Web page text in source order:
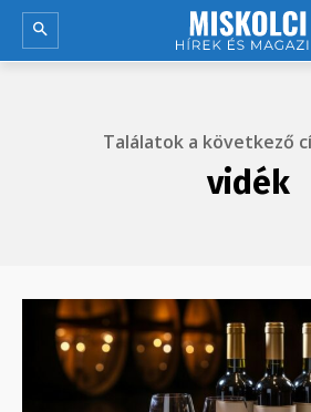
Találatok a következő
vidék